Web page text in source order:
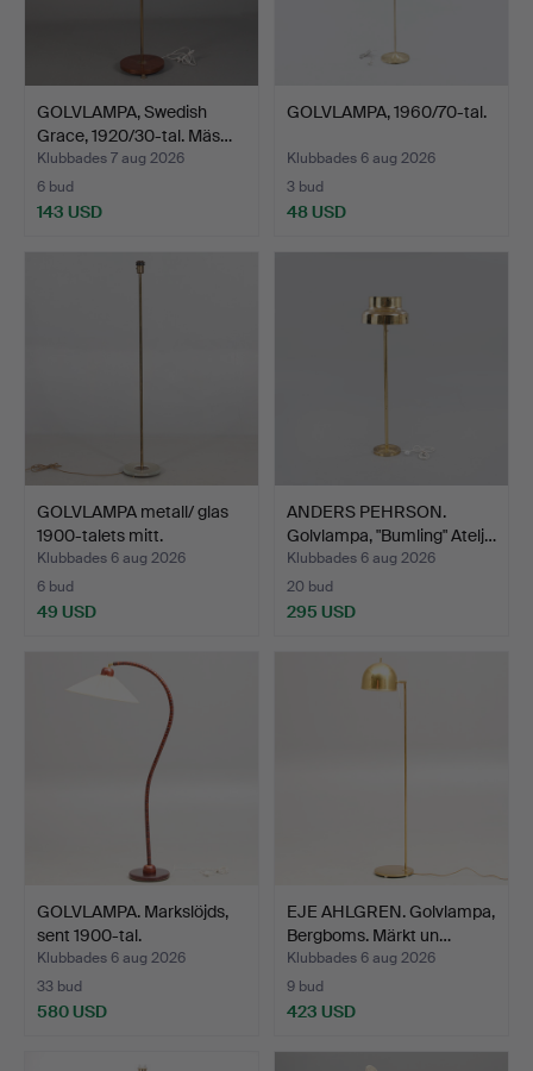
GOLVLAMPA, Swedish
Grace, 1920/30-tal. Mäs…
Klubbades 7 aug 2026
6 bud
143 USD
GOLVLAMPA, 1960/70-tal.
Klubbades 6 aug 2026
3 bud
48 USD
GOLVLAMPA metall/ glas
1900-talets mitt.
Klubbades 6 aug 2026
6 bud
49 USD
ANDERS PEHRSON.
Golvlampa, "Bumling" Atelj…
Klubbades 6 aug 2026
20 bud
295 USD
GOLVLAMPA. Markslöjds,
sent 1900-tal.
Klubbades 6 aug 2026
33 bud
580 USD
EJE AHLGREN. Golvlampa,
Bergboms. Märkt un…
Klubbades 6 aug 2026
9 bud
423 USD